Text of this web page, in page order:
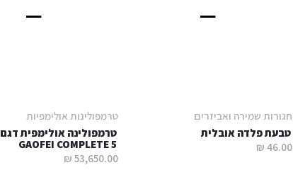
חגורות שמירה ואביזרים
טבעת פלדה אובלית
46.00 ₪
טרמפולינות אולימפיות
טרמפולינה אולימפית דגם
GAOFEI COMPLETE 5
53,650.00 ₪